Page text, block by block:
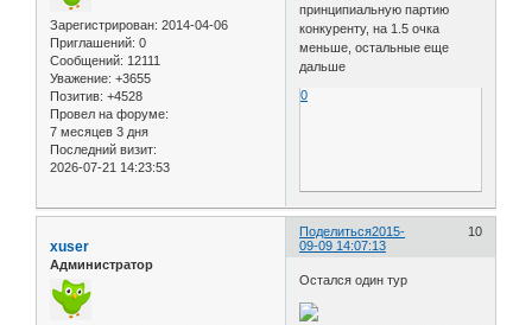
Зарегистрирован: 2014-04-06
Приглашений: 0
Сообщений: 12111
Уважение: +3655
Позитив: +4528
Провел на форуме:
7 месяцев 3 дня
Последний визит:
2026-07-21 14:23:53
принципиальную партию
конкуренту, на 1.5 очка
меньше, остальные еще
дальше
0
Поделиться 10
2015-
09-09 14:07:13
xuser
Администратор
Остался один тур